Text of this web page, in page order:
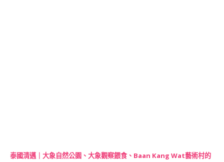
泰國清邁｜大象自然公園、大象觀察餵食、Baan Kang Wat藝術村的